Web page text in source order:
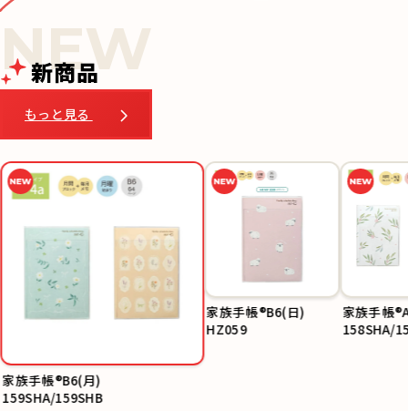
新商品
もっと見る
家族手帳®B6(月)
159SHA/159SHB
家族手帳®B6(日)
HZ059
家族手帳
158SHA/